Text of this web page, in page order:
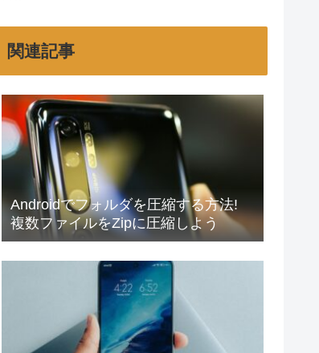
関連記事
Androidでフォルダを圧縮する方法!
複数ファイルをZipに圧縮しよう